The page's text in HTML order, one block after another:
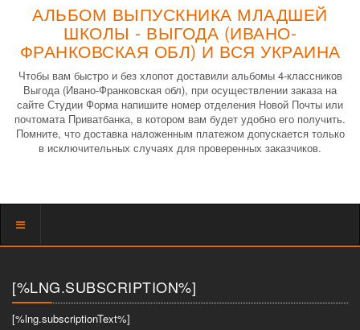
АЛЬБОМ ВЫПУСКНИКА МЛАДШЕЙ
ШКОЛЫ - ВЫГОДА (ИВАНО-
ФРАНКОВСКАЯ ОБЛ) И ВСЯ УКРАИНА
Чтобы вам быстро и без хлопот доставили альбомы 4-классников
Выгода (Ивано-Франковская обл), при осуществлении заказа на
сайте Студии Форма напишите номер отделения Новой Почты или
почтомата Приватбанка, в котором вам будет удобно его получить.
Помните, что доставка наложенным платежом допускается только
в исключительных случаях для проверенных заказчиков.
Показать
[%LNG.SUBSCRIPTION%]
[%lng.subscriptionText%]